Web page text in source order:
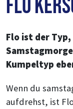
Flo
Flo ist der
Kumpeltyp
Wenn du
aufdrehst, ist